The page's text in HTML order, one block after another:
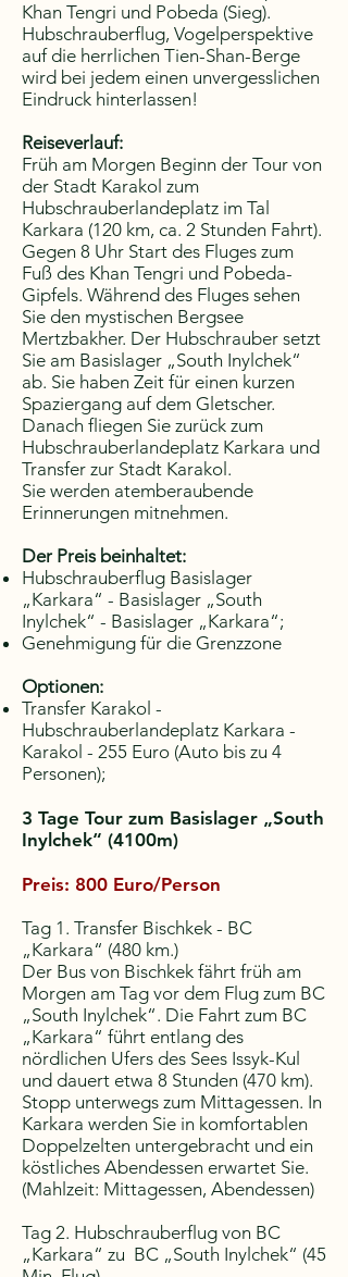
Khan Tengri und Pobeda (Sieg).
Hubschrauberflug, Vogelperspektive
auf die herrlichen Tien-Shan-Berge
wird bei jedem einen unvergesslichen
Eindruck hinterlassen!
Reiseverlauf:
Früh am Morgen Beginn der Tour von
der Stadt Karakol zum
Hubschrauberlandeplatz im Tal
Karkara (120 km, ca. 2 Stunden Fahrt).
Gegen 8 Uhr Start des Fluges zum
Fuß des Khan Tengri und Pobeda-
Gipfels. Während des Fluges sehen
Sie den mystischen Bergsee
Mertzbakher. Der Hubschrauber setzt
Sie am Basislager „South Inylchek“
ab. Sie haben Zeit für einen kurzen
Spaziergang auf dem Gletscher.
Danach fliegen Sie zurück zum
Hubschrauberlandeplatz Karkara und
Transfer zur Stadt Karakol.
Sie werden atemberaubende
Erinnerungen mitnehmen.
Der Preis beinhaltet:
Hubschrauberflug Basislager
„Karkara“ - Basislager „South
Inylchek“ - Basislager „Karkara“;
Genehmigung für die Grenzzone
Optionen:
Transfer Karakol -
Hubschrauberlandeplatz Karkara -
Karakol - 255 Euro (Auto bis zu 4
Personen);
3 Tage Tour zum Basislager „South
Inylchek“ (4100m)
Preis: 800 Euro/Person
Tag 1. Transfer Bischkek - BC
„Karkara“ (480 km.)
Der Bus von Bischkek fährt früh am
Morgen am Tag vor dem Flug zum BC
„South Inylchek“. Die Fahrt zum BC
„Karkara“ führt entlang des
nördlichen Ufers des Sees Issyk-Kul
und dauert etwa 8 Stunden (470 km).
Stopp unterwegs zum Mittagessen. In
Karkara werden Sie in komfortablen
Doppelzelten untergebracht und ein
köstliches Abendessen erwartet Sie.
(Mahlzeit: Mittagessen, Abendessen)
Tag 2. Hubschrauberflug von BC
„Karkara“ zu BC „South Inylchek“ (45